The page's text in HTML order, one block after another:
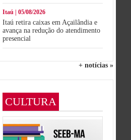
Itaú | 05/08/2026
Itaú retira caixas em Açailândia e
avança na redução do atendimento
presencial
+ notícias »
CULTURA